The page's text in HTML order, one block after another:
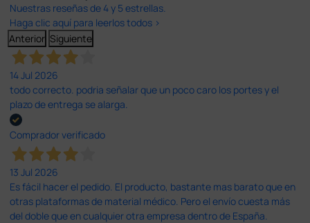
Nuestras reseñas de 4 y 5 estrellas.
Haga clic aquí para leerlos todos >
Anterior Siguiente
14 Jul 2026
todo correcto. podria señalar que un poco caro los portes y el
plazo de entrega se alarga.
Comprador verificado
13 Jul 2026
Es fácil hacer el pedido. El producto, bastante mas barato que en
otras plataformas de material médico. Pero el envío cuesta más
del doble que en cualquier otra empresa dentro de España.